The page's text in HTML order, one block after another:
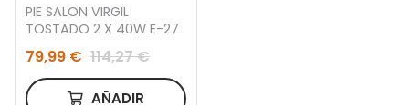
PIE SALON VIRGIL
TOSTADO 2 X 40W E-27
79,99 € 114,27 €
AÑADIR